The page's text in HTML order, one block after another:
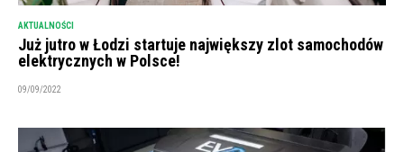
AKTUALNOŚCI
Już jutro w Łodzi startuje największy zlot samochodów
elektrycznych w Polsce!
09/09/2022